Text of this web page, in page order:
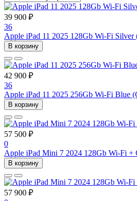
39 900 ₽
36
Apple iPad 11 2025 128Gb Wi-Fi
В корзину
42 900 ₽
36
Apple iPad 11 2025 256Gb Wi-Fi Blue
В корзину
57 500 ₽
0
Apple iPad Mini 7 2024 128Gb Wi-Fi
В корзину
57 900 ₽